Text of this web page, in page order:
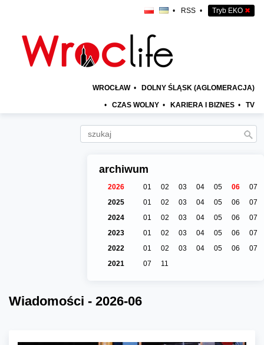
• RSS • Tryb EKO ✖
WROCŁAW • DOLNY ŚLĄSK (AGLOMERACJA)
• CZAS WOLNY • KARIERA I BIZNES • TV
archiwum
2026 01 02 03 04 05 06
07
2025
01 02 03 04 05 06
07
2024
01 02 03 04 05 06
07
2023
01 02 03 04 05 06
07
2022
01 02 03 04 05 06
07
2021
07 11
Wiadomości - 2026-06